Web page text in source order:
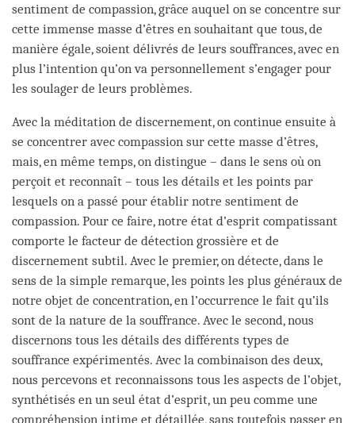
sentiment de compassion, grâce auquel on se concentre sur
cette immense masse d’êtres en souhaitant que tous, de
manière égale, soient délivrés de leurs souffrances, avec en
plus l’intention qu’on va personnellement s’engager pour
les soulager de leurs problèmes.
Avec la méditation de discernement, on continue ensuite à
se concentrer avec compassion sur cette masse d’êtres,
mais, en même temps, on distingue – dans le sens où on
perçoit et reconnaît – tous les détails et les points par
lesquels on a passé pour établir notre sentiment de
compassion. Pour ce faire, notre état d’esprit compatissant
comporte le facteur de détection grossière et de
discernement subtil. Avec le premier, on détecte, dans le
sens de la simple remarque, les points les plus généraux de
notre objet de concentration, en l’occurrence le fait qu’ils
sont de la nature de la souffrance. Avec le second, nous
discernons tous les détails des différents types de
souffrance expérimentés. Avec la combinaison des deux,
nous percevons et reconnaissons tous les aspects de l’objet,
synthétisés en un seul état d’esprit, un peu comme une
compréhension intime et détaillée, sans toutefois passer en